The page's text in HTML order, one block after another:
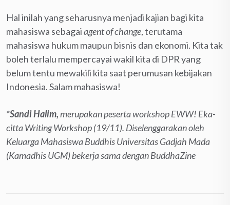
Hal inilah yang seharusnya menjadi kajian bagi kita
mahasiswa sebagaiagent of change, terutama
mahasiswa hukum maupun bisnis dan ekonomi. Kita tak
boleh terlalu mempercayai wakil kita di DPR yang
belum tentu mewakili kita saat perumusan kebijakan
Indonesia. Salam mahasiswa!
*Sandi Halim,merupakan peserta workshop EWW! Eka-
citta Writing Workshop (19/11). Diselenggarakan oleh
Keluarga Mahasiswa Buddhis Universitas Gadjah Mada
(Kamadhis UGM) bekerja sama dengan BuddhaZine